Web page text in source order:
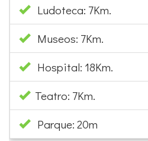
Ludoteca: 7Km.
Museos: 7Km.
Hospital: 18Km.
Teatro: 7Km.
Parque: 20m